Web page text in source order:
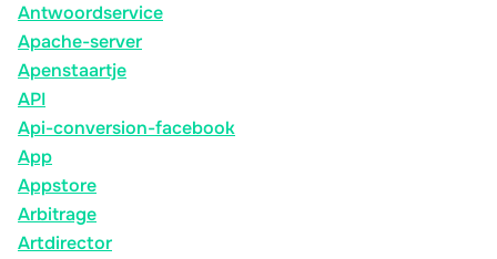
Antwoordservice
Apache-server
Apenstaartje
API
Api-conversion-facebook
App
Appstore
Arbitrage
Artdirector